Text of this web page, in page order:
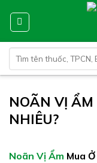
kiếm:
NOÃN VỊ
NHIÊU?
Noãn Vị Ẩm Mua